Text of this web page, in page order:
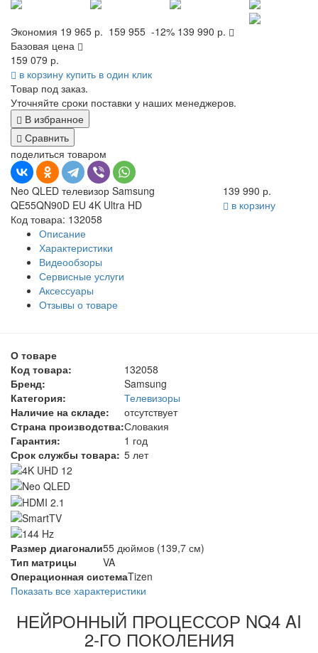
Экономия 19 965 р. 159 955 -12% 139 990 р.
Базовая цена
159 079 р.
в корзину купить в один клик
Товар под заказ.
Уточняйте сроки поставки у наших менеджеров.
В избранное
Сравнить
поделиться товаром
Neo QLED телевизор Samsung
QE55QN90D EU 4K Ultra HD
Код товара: 132058
139 990 р.
в корзину
Описание
Характеристики
Видеообзоры
Сервисные услуги
Аксессуары
Отзывы о товаре
О товаре
Код товара:
132058
Бренд:
Samsung
Категория:
Телевизоры
Наличие на складе:
отсутствует
Страна производства:Словакия
Гарантия:
1 год
Срок службы товара: 5 лет
Размер диагонали55 дюймов (139,7 см)
Тип матрицы
VA
Операционная системаTizen
Показать все характеристики
НЕЙРОННЫЙ ПРОЦЕССОР NQ4 AI
2-ГО ПОКОЛЕНИЯ